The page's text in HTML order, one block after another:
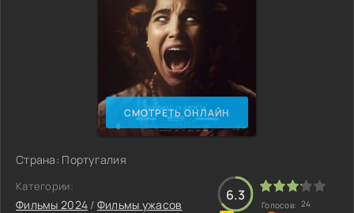
СМОТРЕТЬ ОНЛАЙН
Страна: Португалия
Категории:
Фильмы 2024 / Фильмы ужасов
6.3
Голосов: 24